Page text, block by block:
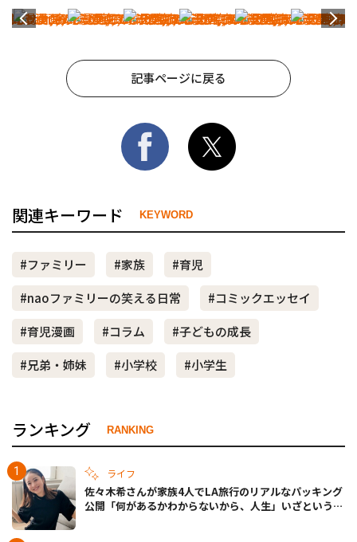
記事ページに戻る
関連キーワード KEYWORD
#ファミリー #家族
#育児
#naoファミリーの笑える日常
#コミックエッセイ
#育児漫画
#コラム
#子どもの成長
#兄弟・姉妹
#小学校 #小学生
ランキング RANKING
ライフ
佐々木希さんが家族4人でLA旅行のリアルなパッキング
公開「何があるかわからないから、人生」いざというと